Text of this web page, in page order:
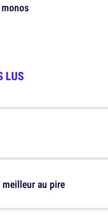
LUS
au pire